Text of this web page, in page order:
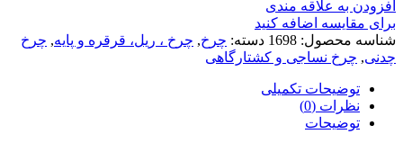
افزودن به علاقه مندی
برای مقایسه اضافه کنید
شناسه محصول: 1698 دسته: چرخ, چرخ ، ریل، قرقره و پایه, چرخ
چدنی, چرخ نساجی و کشتارگاهی
توضیحات تکمیلی
نظرات (0)
توضیحات